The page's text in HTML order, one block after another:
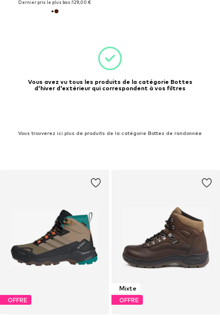
Dernier prix le plus bas :129,00 €
Vous avez vu tous les produits de la catégorie Bottes
d'hiver d'extérieur qui correspondent à vos filtres
Vous trouverez ici plus de produits de la catégorie Bottes de randonnée
OFFRE
Mixte
OFFRE